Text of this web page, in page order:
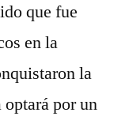
que fue
en la
la
por un